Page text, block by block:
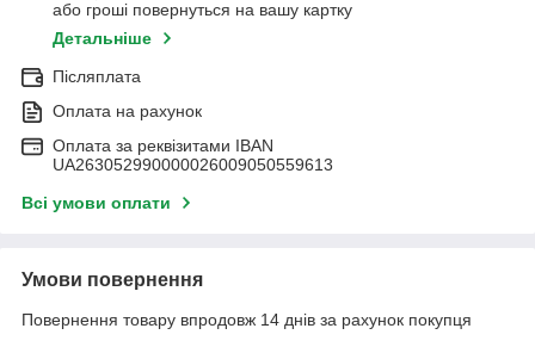
або гроші повернуться на вашу картку
Детальніше
Післяплата
Оплата на рахунок
Оплата за реквізитами IBAN
UA263052990000026009050559613
Всі умови оплати
Умови повернення
Повернення товару впродовж 14 днів за рахунок покупця